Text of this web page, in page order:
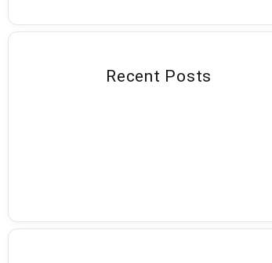
Recent Posts